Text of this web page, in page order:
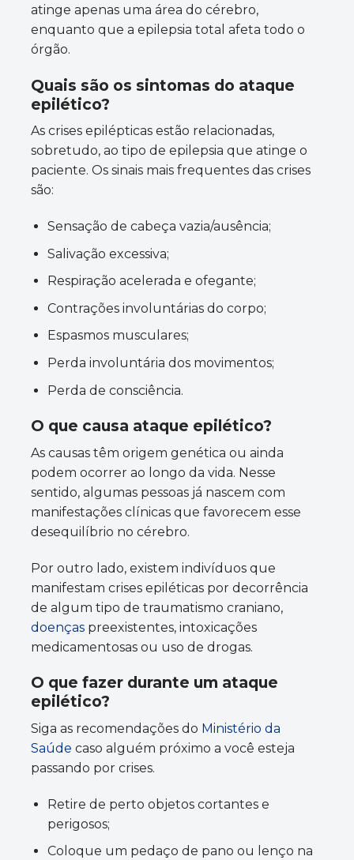
atinge apenas uma área do cérebro,
enquanto que a epilepsia total afeta todo o
órgão.
Quais são os sintomas do ataque
epilético?
As crises epilépticas estão relacionadas,
sobretudo, ao tipo de epilepsia que atinge o
paciente. Os sinais mais frequentes das crises
são:
Sensação de cabeça vazia/ausência;
Salivação excessiva;
Respiração acelerada e ofegante;
Contrações involuntárias do corpo;
Espasmos musculares;
Perda involuntária dos movimentos;
Perda de consciência.
O que causa ataque epilético?
As causas têm origem genética ou ainda
podem ocorrer ao longo da vida. Nesse
sentido, algumas pessoas já nascem com
manifestações clínicas que favorecem esse
desequilíbrio no cérebro.
Por outro lado, existem indivíduos que
manifestam crises epiléticas por decorrência
de algum tipo de traumatismo craniano,
doenças preexistentes, intoxicações
medicamentosas ou uso de drogas.
O que fazer durante um ataque
epilético?
Siga as recomendações do Ministério da
Saúde caso alguém próximo a você esteja
passando por crises.
Retire de perto objetos cortantes e
perigosos;
Coloque um pedaço de pano ou lenço na